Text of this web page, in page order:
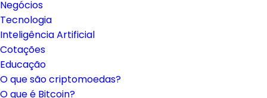
Negócios
Tecnologia
Inteligência Artificial
Cotações
Educação
O que são criptomoedas?
O que é Bitcoin?